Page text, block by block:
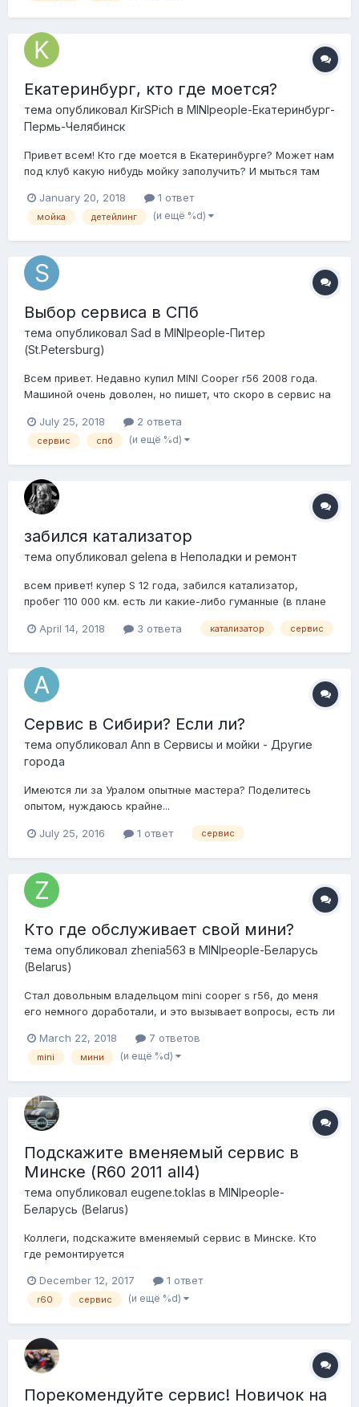
Екатеринбург, кто где моется?
тема опубликовал KirSPich в MINIpeople-Екатеринбург-
Пермь-Челябинск
Привет всем! Кто где моется в Екатеринбурге? Может нам
под клуб какую нибудь мойку заполучить? И мыться там
January 20, 2018
1 ответ
мойка детейлинг (и ещё %d)
Выбор сервиса в СПб
тема опубликовал Sad в MINIpeople-Питер
(St.Petersburg)
Всем привет. Недавно купил MINI Cooper r56 2008 года.
Машиной очень доволен, но пишет, что скоро в сервис на
меняли и нужно его менять). Сам я не из Питера, но это
ближайший город, где есть мастерские mini. В нашем
July 25, 2018 2 ответа
сервис спб (и ещё %d)
забился катализатор
тема опубликовал gelena в Неполадки и ремонт
всем привет! купер S 12 года, забился катализатор,
пробег 110 000 км. есть ли какие-либо гуманные (в плане
вырезал катализатор? какие последствия? какие есть
вопрос.... сколько у меня кат...
April 14, 2018 3 ответа катализатор сервис
Сервис в Сибири? Если ли?
тема опубликовал Ann в Сервисы и мойки - Другие
города
Имеются ли за Уралом опытные мастера? Поделитесь
опытом, нуждаюсь крайне...
July 25, 2016 1 ответ сервис
Кто где обслуживает свой мини?
тема опубликовал zhenia563 в MINIpeople-Беларусь
(Belarus)
Стал довольным владельцом mini cooper s r56, до меня
его немного доработали, и это вызывает вопросы, есть ли
mini?March 22, 2018 7 ответов
mini мини (и ещё %d)
Подскажите вменяемый сервис в
Минске (R60 2011 all4)
тема опубликовал eugene.toklas в MINIpeople-
Беларусь (Belarus)
Коллеги, подскажите вменяемый сервис в Минске. Кто
где ремонтируется
December 12, 2017 1 ответ
r60 сервис (и ещё %d)
Порекомендуйте сервис! Новичок на